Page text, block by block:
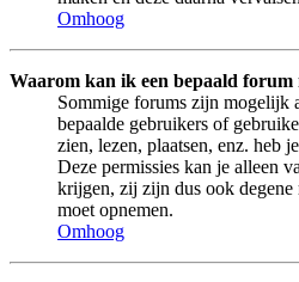
Omhoog
Waarom kan ik een bepaald forum
Sommige forums zijn mogelijk
bepaalde gebruikers of
zien, lezen, plaatsen, enz. heb
Deze permissies kan je alleen
krijgen, zij zijn dus ook
moet opnemen.
Omhoog